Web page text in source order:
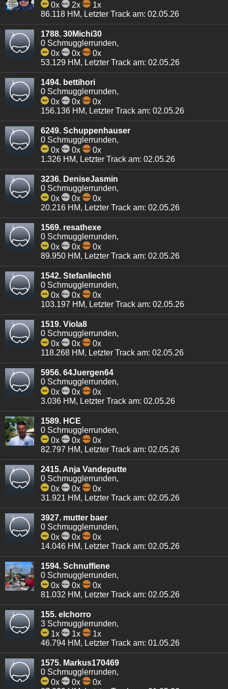
0x
2x
1x
86.118 HM, Letzter Track am: 02.05.26
1788. 30Michi30
0 Schmugglerrunden,
0x
0x
0x
53.129 HM, Letzter Track am: 02.05.26
1494. bettihori
0 Schmugglerrunden,
0x
0x
0x
156.136 HM, Letzter Track am: 02.05.26
6249. Schuppenhauser
0 Schmugglerrunden,
0x
0x
0x
1.326 HM, Letzter Track am: 02.05.26
3236. DeniseJasmin
0 Schmugglerrunden,
0x
0x
0x
20.216 HM, Letzter Track am: 02.05.26
1569. resathexe
0 Schmugglerrunden,
0x
0x
0x
89.950 HM, Letzter Track am: 02.05.26
1542. Stefanliechti
0 Schmugglerrunden,
0x
0x
0x
103.197 HM, Letzter Track am: 02.05.26
1519. Viola8
0 Schmugglerrunden,
0x
0x
0x
118.268 HM, Letzter Track am: 02.05.26
5956. 64Juergen64
0 Schmugglerrunden,
0x
0x
0x
3.036 HM, Letzter Track am: 02.05.26
1589. HCE
0 Schmugglerrunden,
0x
0x
0x
82.797 HM, Letzter Track am: 02.05.26
2415. Anja Vandeputte
0 Schmugglerrunden,
0x
0x
0x
31.921 HM, Letzter Track am: 02.05.26
3927. mutter baer
0 Schmugglerrunden,
0x
0x
0x
14.046 HM, Letzter Track am: 02.05.26
1594. Schnuffiene
0 Schmugglerrunden,
0x
0x
0x
81.032 HM, Letzter Track am: 02.05.26
155. elchorro
3 Schmugglerrunden,
1x
1x
1x
46.794 HM, Letzter Track am: 01.05.26
1575. Markus170469
0 Schmugglerrunden,
0x
0x
0x